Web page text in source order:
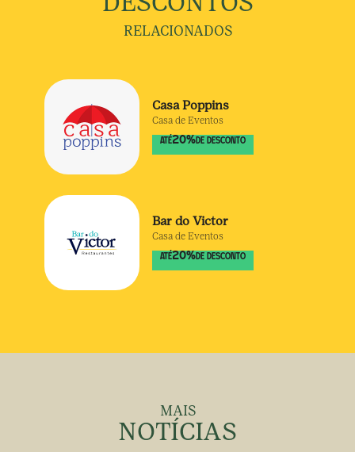
RELACIONADOS
Casa Poppins
Casa de Eventos
ATÉ20% DE DESCONTO
Bar do Victor
Casa de Eventos
ATÉ20% DE DESCONTO
MAIS
NOTÍCIAS